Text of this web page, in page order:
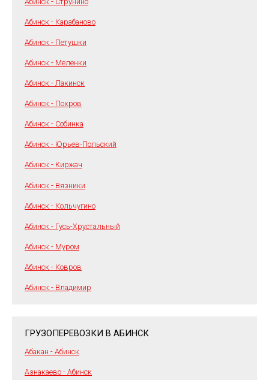
Абинск - Карабаново
Абинск - Петушки
Абинск - Меленки
Абинск - Лакинск
Абинск - Покров
Абинск - Собинка
Абинск - Юрьев-Польский
Абинск - Киржач
Абинск - Вязники
Абинск - Кольчугино
Абинск - Гусь-Хрустальный
Абинск - Муром
Абинск - Ковров
Абинск - Владимир
ГРУЗОПЕРЕВОЗКИ В АБИНСК
Абакан - Абинск
Азнакаево - Абинск